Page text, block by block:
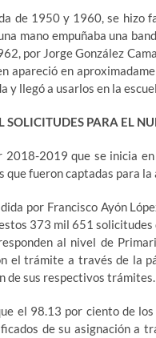
de 1950 y 1960, se hizo
mano empuñaba una
por Jorge González
apareció en
y llegó a usarlos en la
SOLICITUDES PARA EL
2019 que se inicia
fueron captadas para
por Francisco Ayón
373 mil 651
al nivel de
el trámite a través de la
de sus respectivos trámites.
el 98.13 por ciento de
de su asignación a